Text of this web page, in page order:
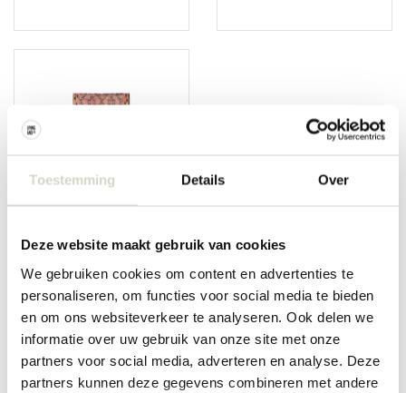
Toestemming Details Over
Deze website maakt gebruik van cookies
We gebruiken cookies om content en advertenties te
personaliseren, om functies voor social media te bieden
en om ons websiteverkeer te analyseren. Ook delen we
informatie over uw gebruik van onze site met onze
partners voor social media, adverteren en analyse. Deze
partners kunnen deze gegevens combineren met andere
TEXTILE
Alt for hjemmekomfort! Tøff under spisebordet, et blikkfang i
stuen, fin og varm i hallen på badet. Tepper, puter, sengetøy og